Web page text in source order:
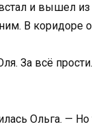
и вышел из
В коридоре
За всё
Ольга. — Но